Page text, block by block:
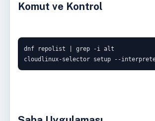
Komut ve Kontrol
dnf repolist | grep -i alt
cloudlinux-selector setup --